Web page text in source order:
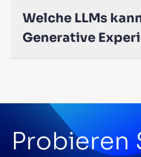
Welche LLMs
Generative
Probieren